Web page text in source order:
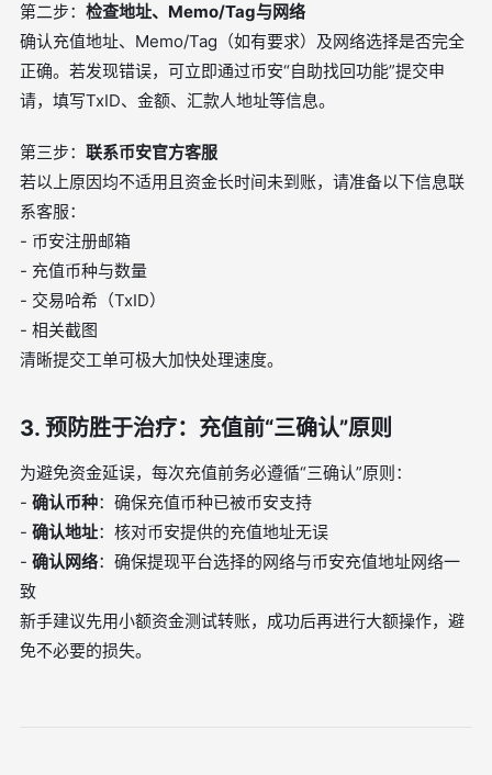
第二步： 检查地址、Memo/Tag与网络
确认充值地址、Memo/Tag（如有要求）及网络选择是否完全
正确。若发现错误，可立即通过币安“自助找回功能”提交申
请，填写TxID、金额、汇款人地址等信息。
第三步： 联系币安官方客服
若以上原因均不适用且资金长时间未到账，请准备以下信息联
系客服：
- 币安注册邮箱
- 充值币种与数量
- 交易哈希（TxID）
- 相关截图
清晰提交工单可极大加快处理速度。
3. 预防胜于治疗：充值前“三确认”原则
为避免资金延误，每次充值前务必遵循“三确认”原则：
- 确认币种：确保充值币种已被币安支持
- 确认地址：核对币安提供的充值地址无误
- 确认网络：确保提现平台选择的网络与币安充值地址网络一
致
新手建议先用小额资金测试转账，成功后再进行大额操作，避
免不必要的损失。